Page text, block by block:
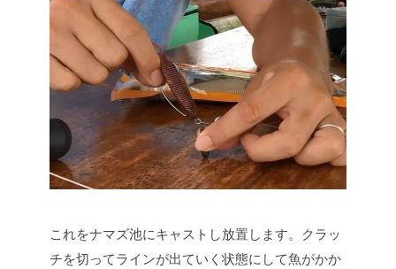
これをナマズ池にキャストし放置します。クラッ
チを切ってラインが出ていく状態にして魚がかか